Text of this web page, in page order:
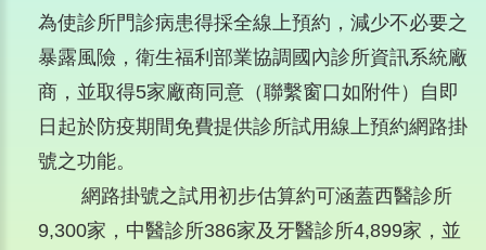
為使診所門診病患得採全線上預約，減少不必要之
暴露風險，衛生福利部業協調國內診所資訊系統廠
商，並取得5家廠商同意（聯繫窗口如附件）自即
日起於防疫期間免費提供診所試用線上預約網路掛
號之功能。
網路掛號之試用初步估算約可涵蓋西醫診所
9,300家，中醫診所386家及牙醫診所4,899家，並